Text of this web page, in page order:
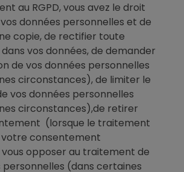
au RGPD, vous avez le droit
données personnelles et de
copie, de rectifier toute
vos données, de demander
de vos données personnelles
circonstances), de limiter le
vos données personnelles
circonstances),de retirer
(lorsque le traitement
consentement
opposer au traitement de
personnelles (dans certaines